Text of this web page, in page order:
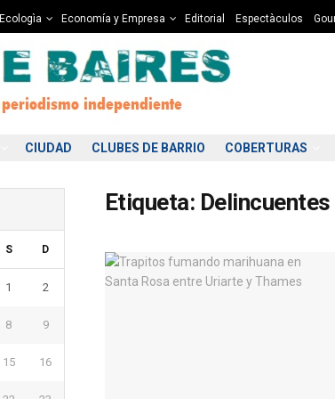
Ecologìa Economía y Empresa Editorial Espectàculos
CIUDAD CLUBES DE BARRIO COBERTURAS
Etiqueta:
S D
1 2
8 9
15 16